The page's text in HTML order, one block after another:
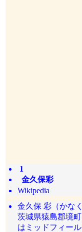
1
金久保彩
Wikipedia
金久保 彩（かな
茨城県猿島郡境
はミッドフィー